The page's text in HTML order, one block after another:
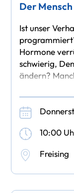
Der
Ist unser
Hormone
schwierig,
ändern?
10:00
Freising